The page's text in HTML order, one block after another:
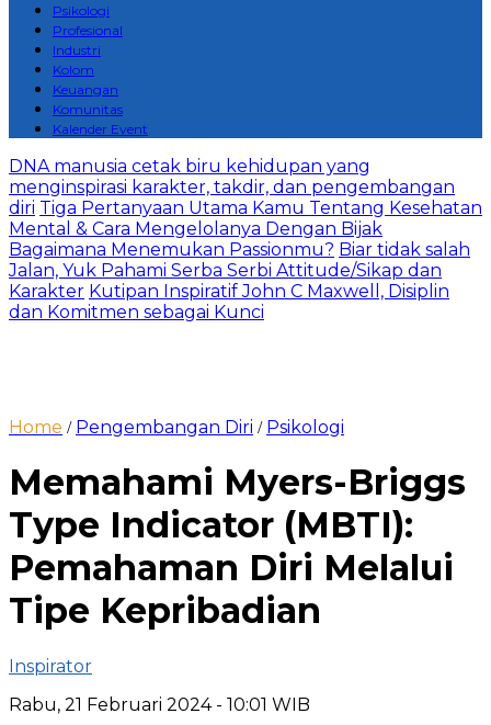
Psikologi
Profesional
Industri
Kolom
Keuangan
Komunitas
Kalender Event
DNA manusia cetak biru kehidupan yang
menginspirasi karakter, takdir, dan pengembangan
diri Tiga Pertanyaan Utama Kamu Tentang Kesehatan
Mental & Cara Mengelolanya Dengan Bijak
Bagaimana Menemukan Passionmu? Biar tidak salah
Jalan, Yuk Pahami Serba Serbi Attitude/Sikap dan
Karakter Kutipan Inspiratif John C Maxwell, Disiplin
dan Komitmen sebagai Kunci
Home / Pengembangan Diri / Psikologi
Memahami Myers-Briggs
Type Indicator (MBTI):
Pemahaman Diri Melalui
Tipe Kepribadian
Inspirator
Rabu, 21 Februari 2024 - 10:01 WIB